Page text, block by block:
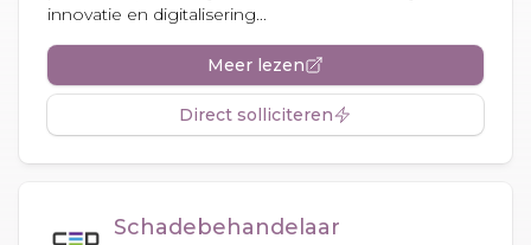
innovatie en digitalisering...
Meer lezen
Direct solliciteren
Schadebehandelaar